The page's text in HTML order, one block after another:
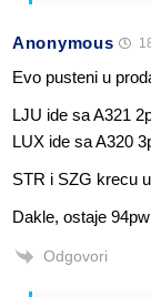
Anonymous
Evo pusteni u
LJU ide sa A321
LUX ide sa A320
STR i SZG krecu
Dakle, ostaje
Odgovori